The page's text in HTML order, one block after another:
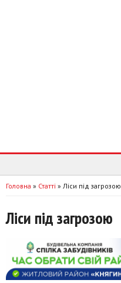
Головна » Статті » Ліси під загрозою
Ліси під загрозою